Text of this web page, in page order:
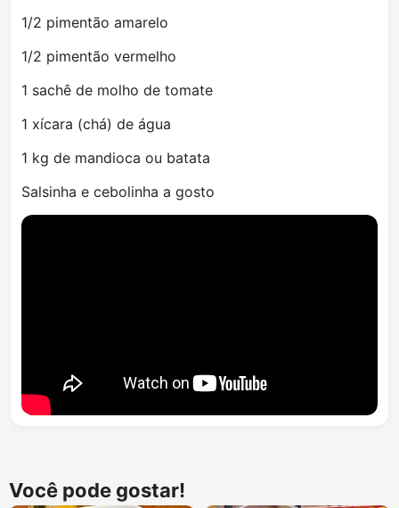
1/2 pimentão amarelo
1/2 pimentão vermelho
1 sachê de molho de tomate
1 xícara (chá) de água
1 kg de mandioca ou batata
Salsinha e cebolinha a gosto
Você pode gostar!